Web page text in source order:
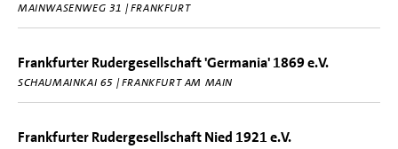
MAINWASENWEG 31 | FRANKFURT
Frankfurter Rudergesellschaft 'Germania' 1869 e.V.
SCHAUMAINKAI 65 | FRANKFURT AM MAIN
Frankfurter Rudergesellschaft Nied 1921 e.V.